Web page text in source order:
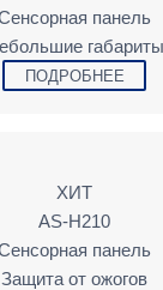
панель
габариты
ПОДРОБНЕЕ
ХИТ
AS-H210
панель
Защита от ожогов